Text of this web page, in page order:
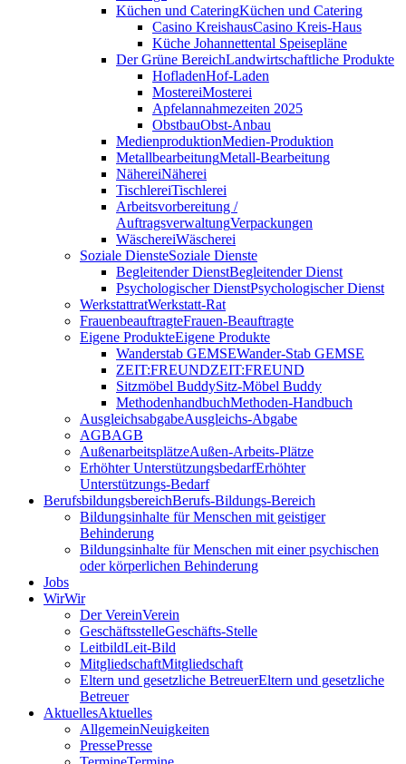
Küchen und CateringKüchen und Catering
Casino KreishausCasino Kreis-Haus
Küche Johannettental Speisepläne
Der Grüne BereichLandwirtschaftliche Produkte
HofladenHof-Laden
MostereiMosterei
Apfelannahmezeiten 2025
ObstbauObst-Anbau
MedienproduktionMedien-Produktion
MetallbearbeitungMetall-Bearbeitung
NähereiNäherei
TischlereiTischlerei
Arbeitsvorbereitung /
AuftragsverwaltungVerpackungen
WäschereiWäscherei
Soziale DiensteSoziale Dienste
Begleitender DienstBegleitender Dienst
Psychologischer DienstPsychologischer Dienst
WerkstattratWerkstatt-Rat
FrauenbeauftragteFrauen-Beauftragte
Eigene ProdukteEigene Produkte
Wanderstab GEMSEWander-Stab GEMSE
ZEIT:FREUNDZEIT:FREUND
Sitzmöbel BuddySitz-Möbel Buddy
MethodenhandbuchMethoden-Handbuch
AusgleichsabgabeAusgleichs-Abgabe
AGBAGB
AußenarbeitsplätzeAußen-Arbeits-Plätze
Erhöhter UnterstützungsbedarfErhöhter
Unterstützungs-Bedarf
BerufsbildungsbereichBerufs-Bildungs-Bereich
Bildungsinhalte für Menschen mit geistiger
Behinderung
Bildungsinhalte für Menschen mit einer psychischen
oder körperlichen Behinderung
Jobs
WirWir
Der VereinVerein
GeschäftsstelleGeschäfts-Stelle
LeitbildLeit-Bild
MitgliedschaftMitgliedschaft
Eltern und gesetzliche BetreuerEltern und gesetzliche
Betreuer
AktuellesAktuelles
AllgemeinNeuigkeiten
PressePresse